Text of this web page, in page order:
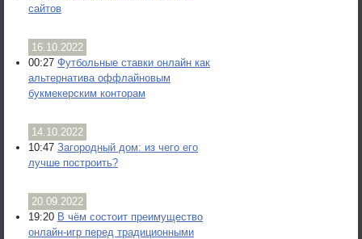
сайтов
16.10.2022
00:27 Футбольные ставки онлайн как
альтернатива оффлайновым
букмекерским конторам
14.10.2022
10:47 Загородный дом: из чего его
лучше построить?
20.09.2022
19:20 В чём состоит преимущество
онлайн-игр перед традиционными